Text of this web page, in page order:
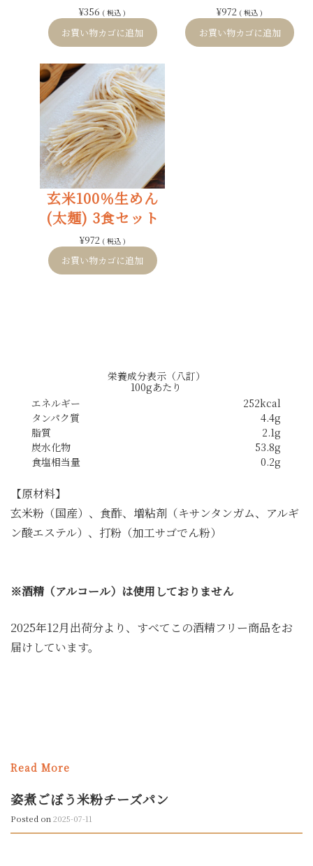
¥356 ( 税込 )
お買い物カゴに追加
¥972 ( 税込 )
お買い物カゴに追加
玄米100％生めん
(太麺) 3食セット
¥972 ( 税込 )
お買い物カゴに追加
栄養成分表示（八訂）
100gあたり
エネルギー
タンパク質
脂質
炭水化物
食塩相当量
252kcal
4.4g
2.1g
53.8g
0.2g
【原材料】
玄米粉（国産）、食酢、増粘剤（キサンタンガム、アルギ
ン酸エステル）、打粉（加工サゴでん粉）
※酒精（アルコール）は使用しておりません
2025年12月出荷分より、すべてこの酒精フリー商品をお
届けしています。
Read More
姿煮ごぼう米粉チーズパン
Posted on2025-07-11